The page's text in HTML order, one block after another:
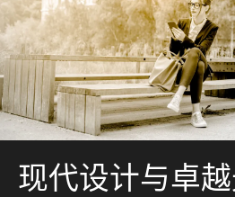
时尚美学
查找眼镜商
選擇國家
现代设计与卓